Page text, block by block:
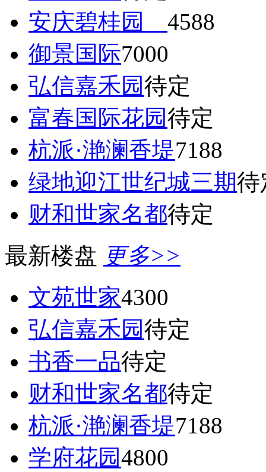
安庆碧桂园 4588
御景国际7000
弘信嘉禾园待定
富春国际花园待定
杭派·滟澜香堤7188
绿地迎江世纪城三期待
财和世家名都待定
最新楼盘 更多>>
文苑世家4300
弘信嘉禾园待定
书香一品待定
财和世家名都待定
杭派·滟澜香堤7188
学府花园4800